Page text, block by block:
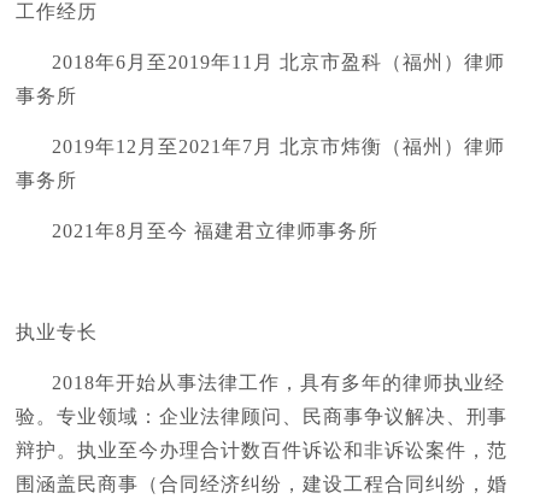
工作经历
2018年6月至2019年11月 北京市盈科（福州）律师
事务所
2019年12月至2021年7月 北京市炜衡（福州）律师
事务所
2021年8月至今 福建君立律师事务所
执业专长
2018年开始从事法律工作，具有多年的律师执业经
验。专业领域：企业法律顾问、民商事争议解决、刑事
辩护。执业至今办理合计数百件诉讼和非诉讼案件，范
围涵盖民商事（合同经济纠纷，建设工程合同纠纷，婚